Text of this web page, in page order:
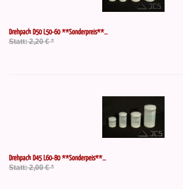
Drehpack D50 L50-60 **Sonderpreis**...
Statt: 2,20 € *
Drehpack D45 L60-80 **Sonderpeis**...
Statt: 2,00 € *